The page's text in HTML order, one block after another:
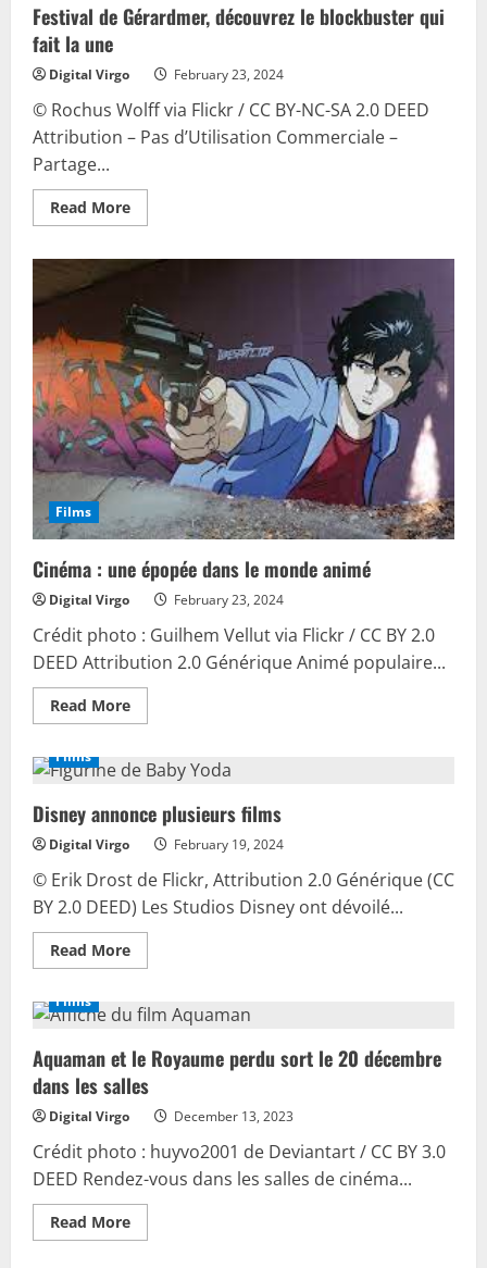
Festival de Gérardmer, découvrez le blockbuster qui
fait la une
Digital Virgo February 23, 2024
© Rochus Wolff via Flickr / CC BY-NC-SA 2.0 DEED
Attribution – Pas d’Utilisation Commerciale –
Partage...
Read MoreRead
more
le
blockbuster
qui
fait
la
une
Films
Cinéma : une épopée dans le monde animé
Digital Virgo February 23, 2024
Crédit photo : Guilhem Vellut via Flickr / CC BY 2.0
DEED Attribution 2.0 Générique Animé populaire...
Read MoreRead
more
:
une
dans
le
monde
animé
Films
Disney annonce plusieurs films
Digital Virgo February 19, 2024
© Erik Drost de Flickr, Attribution 2.0 Générique (CC
BY 2.0 DEED) Les Studios Disney ont dévoilé...
Read MoreRead
more
annonce
plusieurs
Films
Aquaman et le Royaume perdu sort le 20 décembre
dans les salles
Digital Virgo December 13, 2023
Crédit photo : huyvo2001 de Deviantart / CC BY 3.0
DEED Rendez-vous dans les salles de cinéma...
Read MoreRead
more